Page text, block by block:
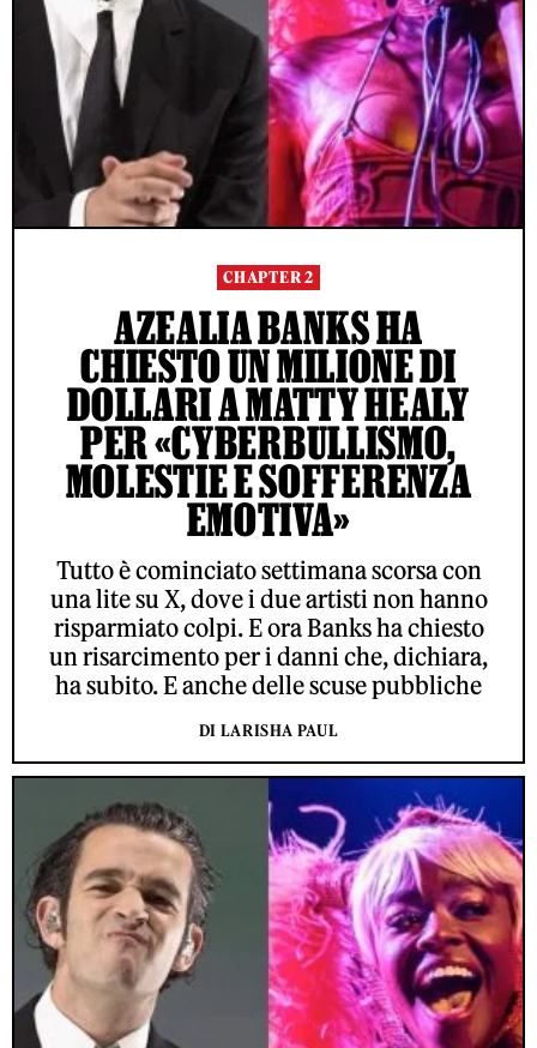
CHAPTER 2
AZEALIA BANKS HA
CHIESTO UN MILIONE DI
DOLLARI A MATTY HEALY
PER «CYBERBULLISMO,
MOLESTIE E SOFFERENZA
EMOTIVA»
Tutto è cominciato settimana scorsa con
una lite su X, dove i due artisti non hanno
risparmiato colpi. E ora Banks ha chiesto
un risarcimento per i danni che, dichiara,
ha subito. E anche delle scuse pubbliche
DI LARISHA PAUL